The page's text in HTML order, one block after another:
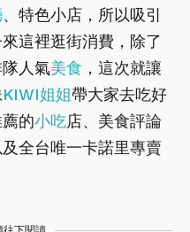
、特色小店，所以吸引
這裡逛街消費，除了
人氣美食 ，這次就讓
KIWI姐姐帶大家去吃好
的小吃店、美食評論
及全台唯一卡諾里專賣